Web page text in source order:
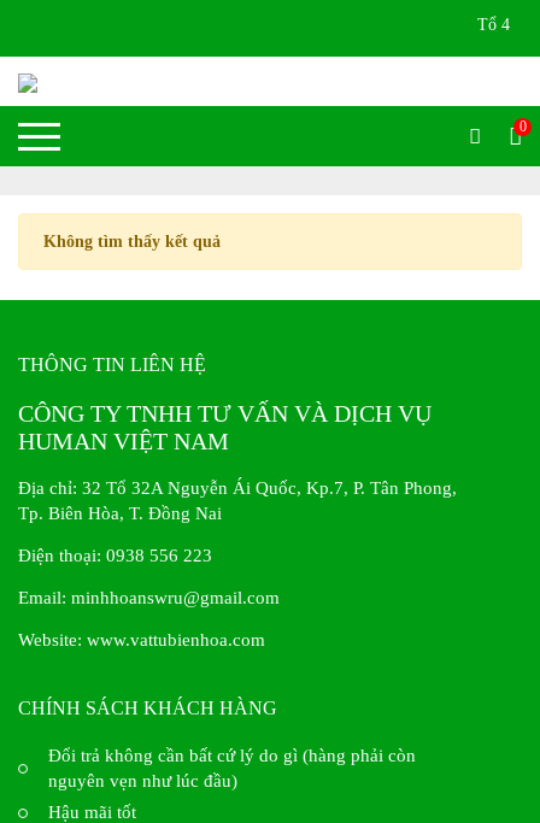
Tổ 43,
0
Không tìm thấy kết quả
THÔNG TIN LIÊN HỆ
CÔNG TY TNHH TƯ VẤN VÀ DỊCH VỤ
HUMAN VIỆT NAM
Địa chỉ: 32 Tổ 32A Nguyễn Ái Quốc, Kp.7, P. Tân Phong,
Tp. Biên Hòa, T. Đồng Nai
Điện thoại: 0938 556 223
Email: minhhoanswru@gmail.com
Website: www.vattubienhoa.com
CHÍNH SÁCH KHÁCH HÀNG
Đổi trả không cần bất cứ lý do gì (hàng phải còn
nguyên vẹn như lúc đầu)
Hậu mãi tốt